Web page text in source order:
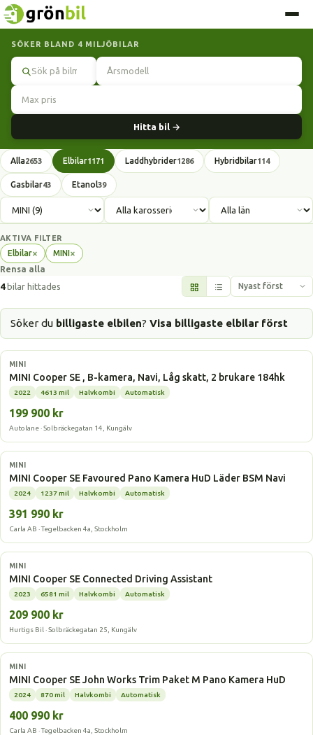
SÖKER BLAND 4 MILJÖBILAR
Hitta bil →
Alla2653 Elbilar1171 Laddhybrider1286 Hybridbilar114
Gasbilar43 Etanol39
AKTIVA FILTER
Elbilar×
Ta
bort
filter
MINI×
Ta
filter
Rensa alla
4bilar hittades
Söker du billigaste elbilen? Visa billigaste elbilar först
Elbil
MINI
MINI Cooper SE , B-kamera, Navi, Låg skatt, 2 brukare 184hk
2022 4613 mil Halvkombi Automatisk
199 900 kr
Autolane · Solbräckegatan 14, Kungälv
Elbil
MINI
MINI Cooper SE Favoured Pano Kamera HuD Läder BSM Navi
2024 1237 mil Halvkombi Automatisk
391 990 kr
Carla AB · Tegelbacken 4a, Stockholm
Elbil
MINI
MINI Cooper SE Connected Driving Assistant
2023 6581 mil Halvkombi Automatisk
209 900 kr
Hurtigs Bil · Solbräckegatan 25, Kungälv
Elbil
MINI
MINI Cooper SE John Works Trim Paket M Pano Kamera HuD
2024 870 mil Halvkombi Automatisk
400 990 kr
Carla AB · Tegelbacken 4a, Stockholm